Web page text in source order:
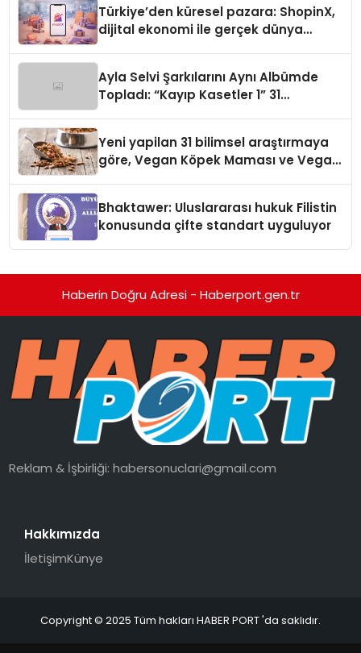
Türkiye’den küresel pazara: ShopinX,
dijital ekonomi ile gerçek dünya
Ayla Selvi Şarkılarını Aynı Albümde
Topladı: “Kayıp Kasetler 1” 31
Yeni yapilan 31 bilimsel araştırmaya
göre, Vegan Köpek Maması ve Vegan
Bhaktawer: Uluslararası hukuk Filistin
konusunda çifte standart uyguluyor
Haberin Doğru Adresi - Haberport.gen.tr
Reklam & İşbirliği:habersonuclari@gmail.com
Hakkımızda
İletişimKünye
Copyright © 2025 Tüm hakları HABER PORT 'da saklıdır.